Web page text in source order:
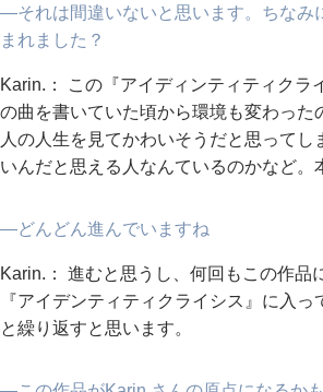
―それは間違いないと思います。ちなみ
まれました？
Karin.： この『アイディンティティク
の曲を書いていた頃から環境も変わっ
人の人生を見てかわいそうだと思って
いんだと思える人なんているのかなど
―どんどん進んでいますね
Karin.： 進むと思うし、何回もこの作
『アイデンティティクライシス』に入
と繰り返すと思います。